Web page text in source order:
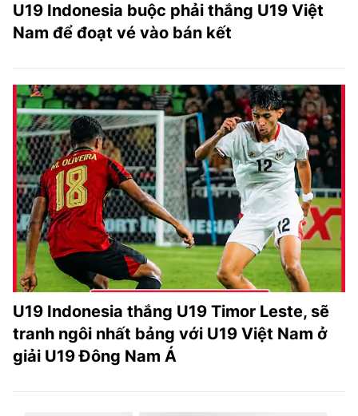
U19 Indonesia buộc phải thắng U19 Việt
Nam để đoạt vé vào bán kết
U19 Indonesia thắng U19 Timor Leste, sẽ
tranh ngôi nhất bảng với U19 Việt Nam ở
giải U19 Đông Nam Á